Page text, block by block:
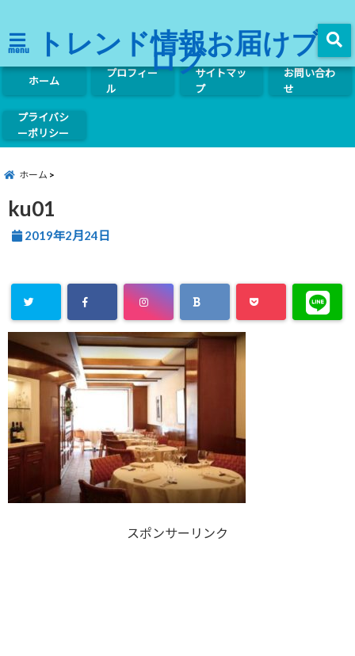
menu トレンド情報お届けブ
ログ
ホーム
プロフィー
ル
サイトマッ
プ
お問い合わ
せ
プライバシ
ーポリシー
ホーム
ku01
2019年2月24日
スポンサーリンク